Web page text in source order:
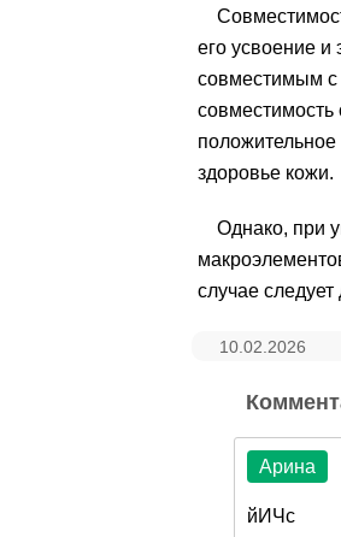
его усвоение
совместимым с
здоровье кожи.
Однако, при
случае
10.02.2026
Арина
йИЧс